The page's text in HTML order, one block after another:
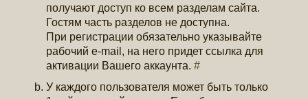
получают доступ ко всем разделам сайта.
Гостям часть разделов не доступна.
При регистрации обязательно указывайте
рабочий e-mail, на него придет ссылка для
активации Вашего аккаунта.#
У каждого пользователя может быть только